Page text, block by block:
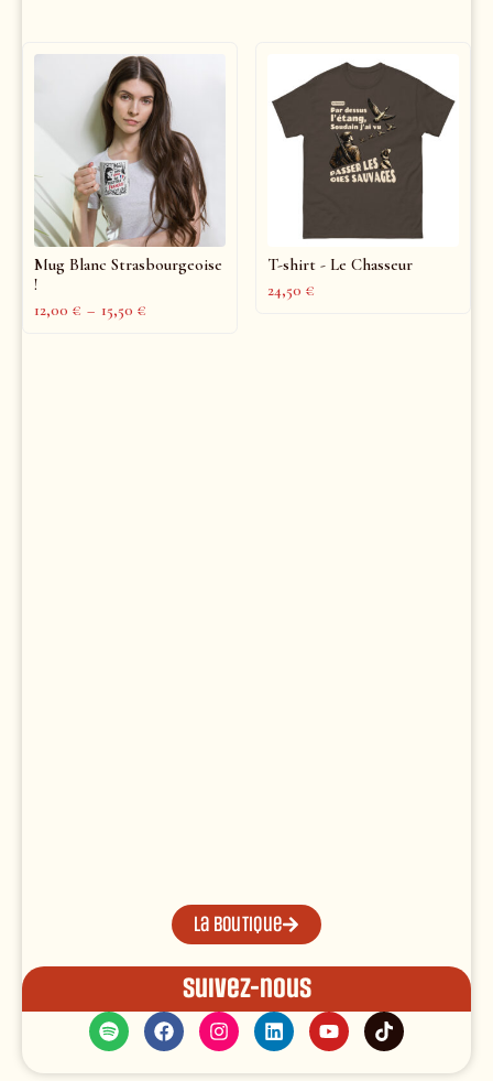
Mug Blanc Strasbourgeoise
!
12,00 € – 15,50 €
T-shirt - Le Chasseur
24,50 €
La boutique
Suivez-nous